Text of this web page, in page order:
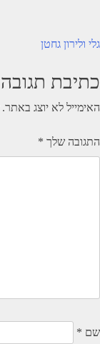
ניווט
גלי ולירון גחטן
כתיבת תגובה
האימייל לא יוצג באתר.
התגובה שלך *
שם *